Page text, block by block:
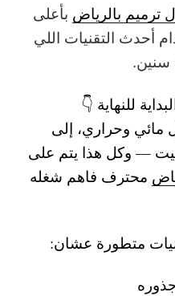
ترميم بالرياض بأعلى
أحدث التقنيات اللي
سنين.
للنهاية 👇
وحراري، إلى
— وكل هذا يتم على
محترف فاهم شغله
متطورة عشان: